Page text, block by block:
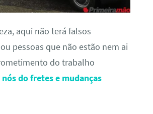
aqui não terá falsos
pessoas que não estão nem ai
do trabalho
do fretes e mudanças